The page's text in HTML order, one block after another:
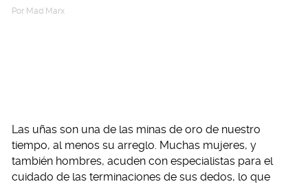
Por Mad Marx
Las uñas son una de las minas de oro de nuestro
tiempo, al menos su arreglo. Muchas mujeres, y
también hombres, acuden con especialistas para el
cuidado de las terminaciones de sus dedos, lo que